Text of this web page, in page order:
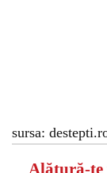
sursa:
Alătură-te